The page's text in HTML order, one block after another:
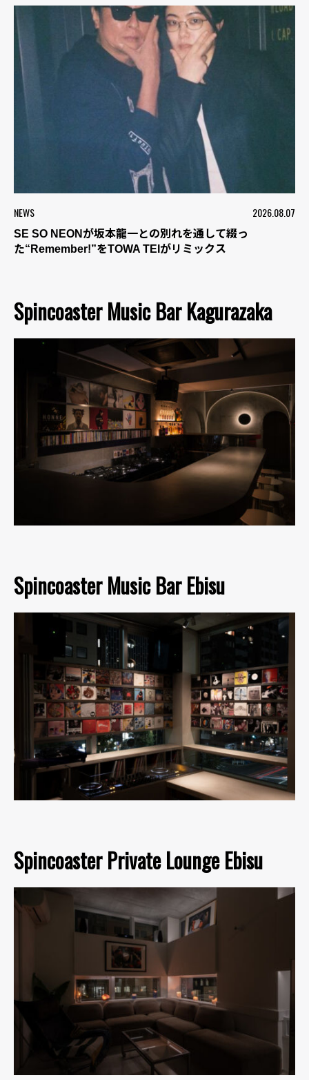
NEWS 2026.08.07
SE SO NEONが坂本龍一との別れを通して綴っ
た“Remember!”をTOWA TEIがリミックス
Spincoaster Music Bar Kagurazaka
Spincoaster Music Bar Ebisu
Spincoaster Private Lounge Ebisu